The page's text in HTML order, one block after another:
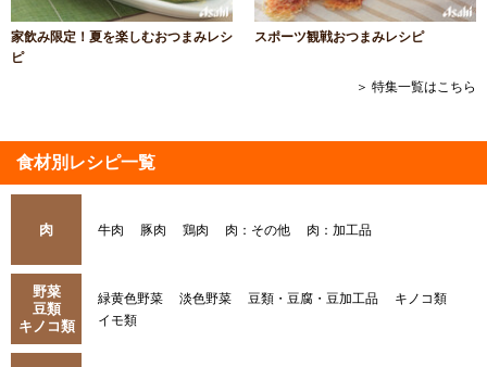
家飲み限定！夏を楽しむおつまみレシ
ピ
スポーツ観戦おつまみレシピ
＞ 特集一覧はこちら
食材別レシピ一覧
肉 牛肉 豚肉 鶏肉 肉：その他 肉：加工品
野菜
豆類
キノコ類
緑黄色野菜 淡色野菜 豆類・豆腐・豆加工品
キノコ類
イモ類